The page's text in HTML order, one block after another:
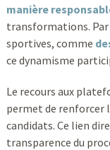
manière
transformations.
sportives, comme
ce dynamisme
Le recours aux
permet de renforcer
candidats. Ce lien
transparence du